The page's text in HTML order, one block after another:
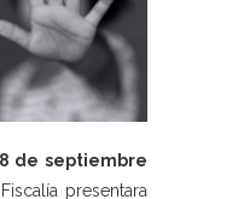
de septiembre
presentara